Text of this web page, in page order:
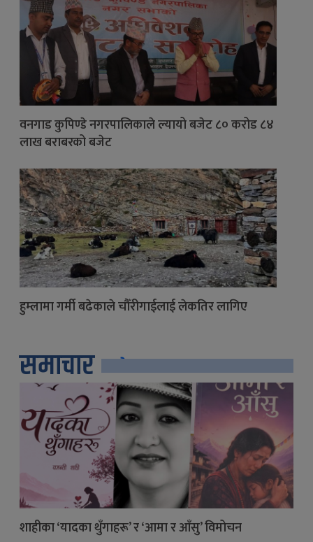
वनगाड कुपिण्डे नगरपालिकाले ल्यायो बजेट ८० करोड ८४
लाख बराबरको बजेट
हुम्लामा गर्मी बढेकाले चौँरीगाईलाई लेकतिर लागिए
समाचार सबै
शाहीका ‘यादका थुँगाहरू’ र ‘आमा र आँसु’ विमोचन